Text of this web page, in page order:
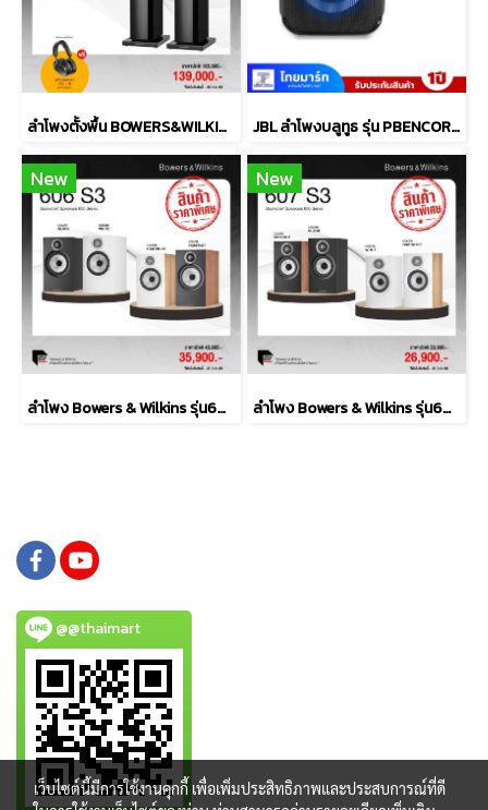
ลำโพงตั้งพื้น BOWERS&WILKINS รุ่น 704 S3 JBL ลำโพงบลูทูธ รุ่น PBENCOREESSAS2-Black
New
ลำโพง Bowers & Wilkins รุ่น606 S3
New
ลำโพง Bowers & Wilkins รุ่น607 S3
@@thaimart
เว็บไซต์นี้มีการใช้งานคุกกี้ เพื่อเพิ่มประสิทธิภาพและประสบการณ์ที่ดี